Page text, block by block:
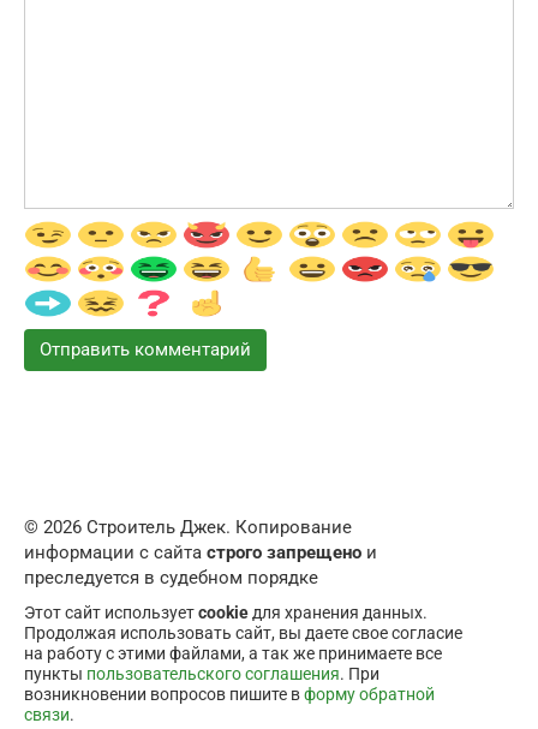
© 2026 Строитель Джек. Копирование
информации с сайта строго запрещено и
преследуется в судебном порядке
Этот сайт используетcookie для хранения данных.
Продолжая использовать сайт, вы даете свое согласие
на работу с этими файлами, а так же принимаете все
пункты пользовательского соглашения. При
возникновении вопросов пишите вформу обратной
связи.